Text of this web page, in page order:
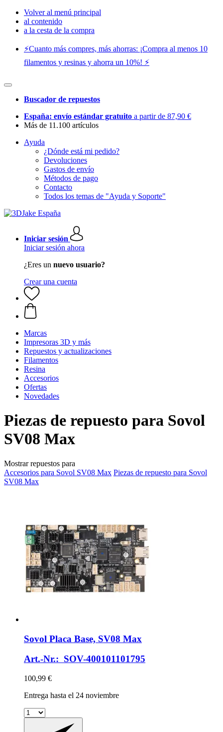
Volver al menú principal
al contenido
a la cesta de la compra
⚡️Cuanto más compres, más ahorras: ¡Compra al menos 10
filamentos y resinas y ahorra un 10%! ⚡️
Buscador de repuestos
España: envío estándar gratuito a partir de 87,90 €
Más de 11.100 artículos
Ayuda
¿Dónde está mi pedido?
Devoluciones
Gastos de envío
Métodos de pago
Contacto
Todos los temas de "Ayuda y Soporte"
Iniciar sesión
Iniciar sesión ahora
¿Eres un nuevo usuario?
Crear una cuenta
Marcas
Impresoras 3D y más
Repuestos y actualizaciones
Filamentos
Resina
Accesorios
Ofertas
Novedades
Piezas de repuesto para Sovol
SV08 Max
Mostrar repuestos para
Accesorios para Sovol SV08 Max Piezas de repuesto para Sovol
SV08 Max
Sovol Placa Base, SV08 Max
Art.-Nr.: SOV-400101101795
100,99 €
Entrega hasta el 24 noviembre